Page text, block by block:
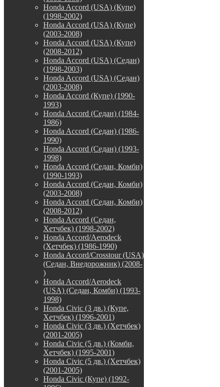
Honda Accord (USA) (Купе)
(1998-2002)
Honda Accord (USA) (Купе)
(2003-2008)
Honda Accord (USA) (Купе)
(2008-2012)
Honda Accord (USA) (Седан)
(1998-2003)
Honda Accord (USA) (Седан)
(2003-2008)
Honda Accord (Купе) (1990-
1993)
Honda Accord (Седан) (1984-
1986)
Honda Accord (Седан) (1986-
1990)
Honda Accord (Седан) (1993-
1998)
Honda Accord (Седан, Комби)
(1990-1993)
Honda Accord (Седан, Комби)
(2003-2008)
Honda Accord (Седан, Комби)
(2008-2012)
Honda Accord (Седан,
Хетчбек) (1998-2002)
Honda Accord/Aerodeck
(Хетчбек) (1986-1990)
Honda Accord/Crosstour (USA)
(Седан, Внедорожник) (2008-
)
Honda Accord/Аerodeck
(USA) (Седан, Комби) (1993-
1998)
Honda Civic (3 дв.) (Купе,
Хетчбек) (1996-2001)
Honda Civic (3 дв.) (Хетчбек)
(2001-2005)
Honda Civic (5 дв.) (Комби,
Хетчбек) (1995-2001)
Honda Civic (5 дв.) (Хетчбек)
(2001-2005)
Honda Civic (Купе) (1992-